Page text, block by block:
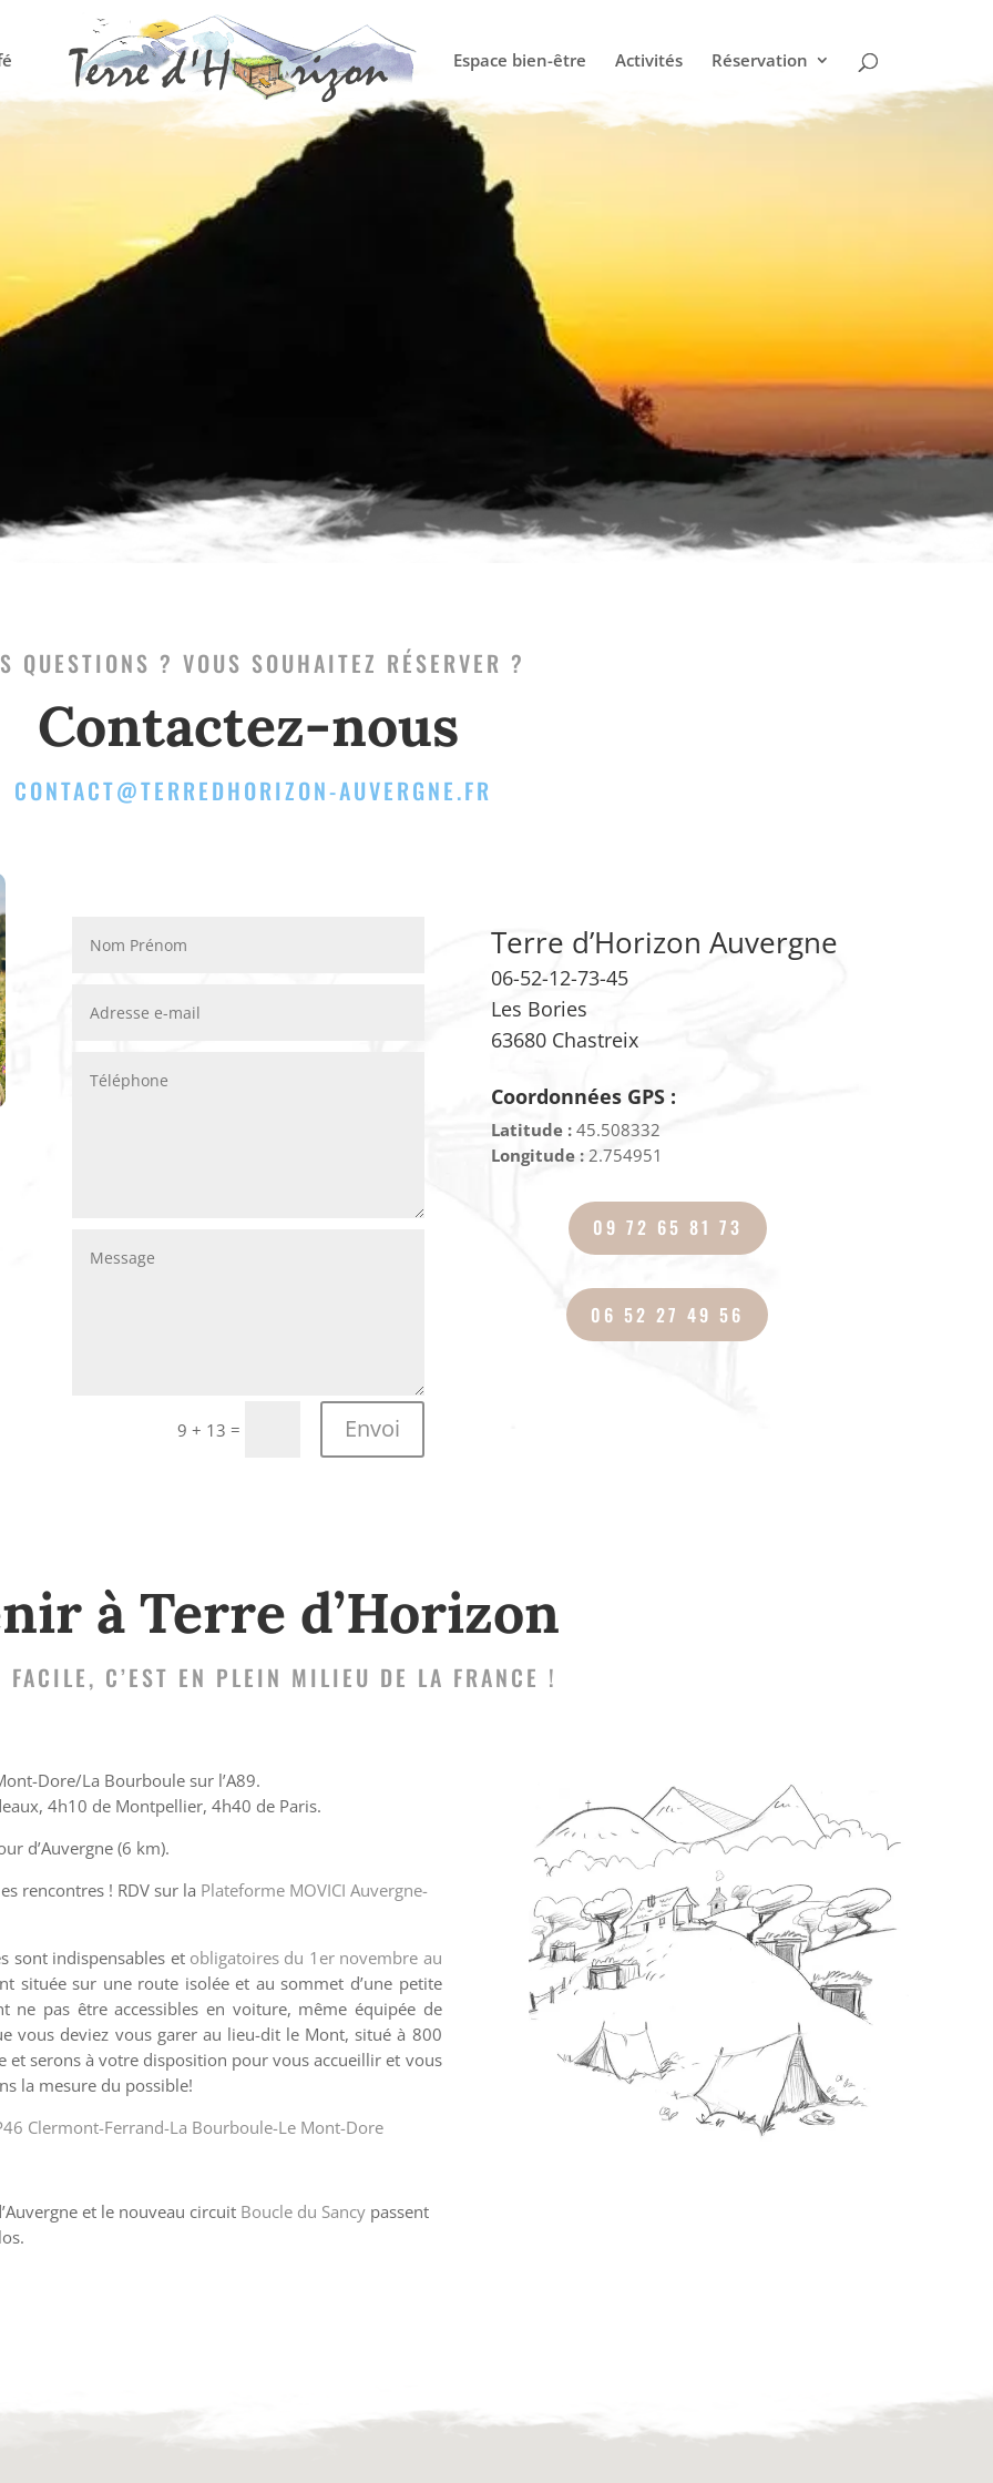
Espace bien-être Activités Réservation
QUESTIONS ? VOUS SOUHAITEZ RÉSERVER ?
Contactez-nous
CONTACT@TERREDHORIZON-AUVERGNE.FR
9 + 13 = Envoi
Terre d’Horizon Auvergne
06-52-12-73-45
Les Bories
63680 Chastreix
Coordonnées GPS :
Latitude :45.508332
Longitude :2.754951
09 72 65 81 73
06 52 27 49 56
à Terre d’Horizon
FACILE, C’EST EN PLEIN MILIEU DE LA FRANCE !
Dore/La Bourboule sur l’A89.
4h10 de Montpellier, 4h40 de Paris.
d’Auvergne (6 km).
rencontres ! RDV sur la Plateforme MOVICI Auvergne-
sont indispensables et obligatoires du 1er novembre au
située sur une route isolée et au sommet d’une petite
pas être accessibles en voiture, même équipée de
vous deviez vous garer au lieu-dit le Mont, situé à 800
et serons à votre disposition pour vous accueillir et vous
la mesure du possible!
Clermont-Ferrand-La Bourboule-Le Mont-Dore
et le nouveau circuit Boucle du Sancy passent